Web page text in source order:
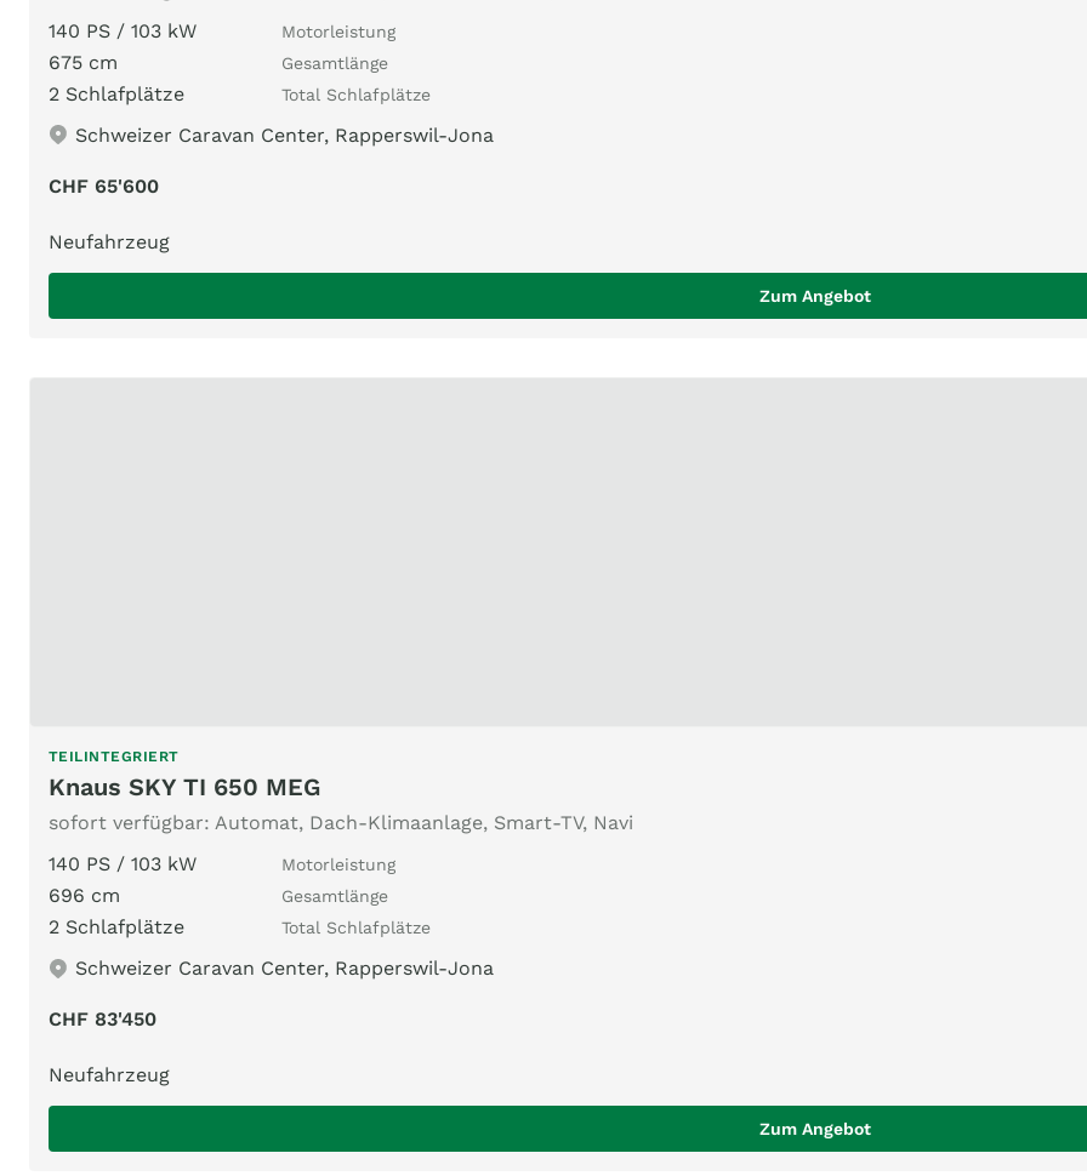
140 PS / 103 kW
Motorleistung
675 cm Gesamtlänge
2 Schlafplätze Total Schlafplätze
Schweizer Caravan Center, Rapperswil-Jona
CHF 65'600
Neufahrzeug
Zum Angebot
TEILINTEGRIERT
Knaus SKY TI 650 MEG
sofort verfügbar: Automat, Dach-Klimaanlage, Smart-TV, Navi
140 PS / 103 kW
Motorleistung
696 cm Gesamtlänge
2 Schlafplätze Total Schlafplätze
Schweizer Caravan Center, Rapperswil-Jona
CHF 83'450
Neufahrzeug
Zum Angebot